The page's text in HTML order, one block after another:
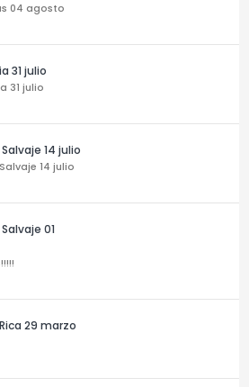
04 agosto
31 julio
31 julio
14 julio
14 julio
01
29 marzo